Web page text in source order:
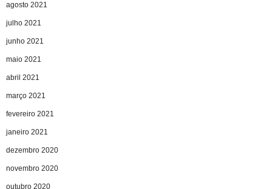
agosto 2021
julho 2021
junho 2021
maio 2021
abril 2021
março 2021
fevereiro 2021
janeiro 2021
dezembro 2020
novembro 2020
outubro 2020